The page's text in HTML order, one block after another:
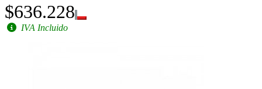
$636.228
IVA Incluido